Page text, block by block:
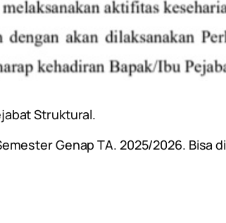
Struktural.
Genap TA. 2025/2026. Bisa di